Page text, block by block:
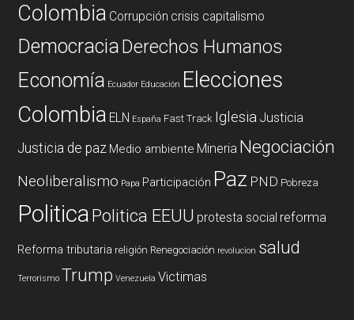
Colombia Corrupción crisis capitalismo
DemocraciaDerechos Humanos
Economía Ecuador Educación Elecciones
Colombia ELN España Fast Track Iglesia Justicia
Justicia de paz Medio ambiente Mineria Negociación
Neoliberalismo Papa Participación Paz PND Pobreza
PoliticaPolitica EEUU protesta social reforma
Reforma tributaria religión Renegociación revolucion salud
Terrorismo Trump Venezuela Victimas